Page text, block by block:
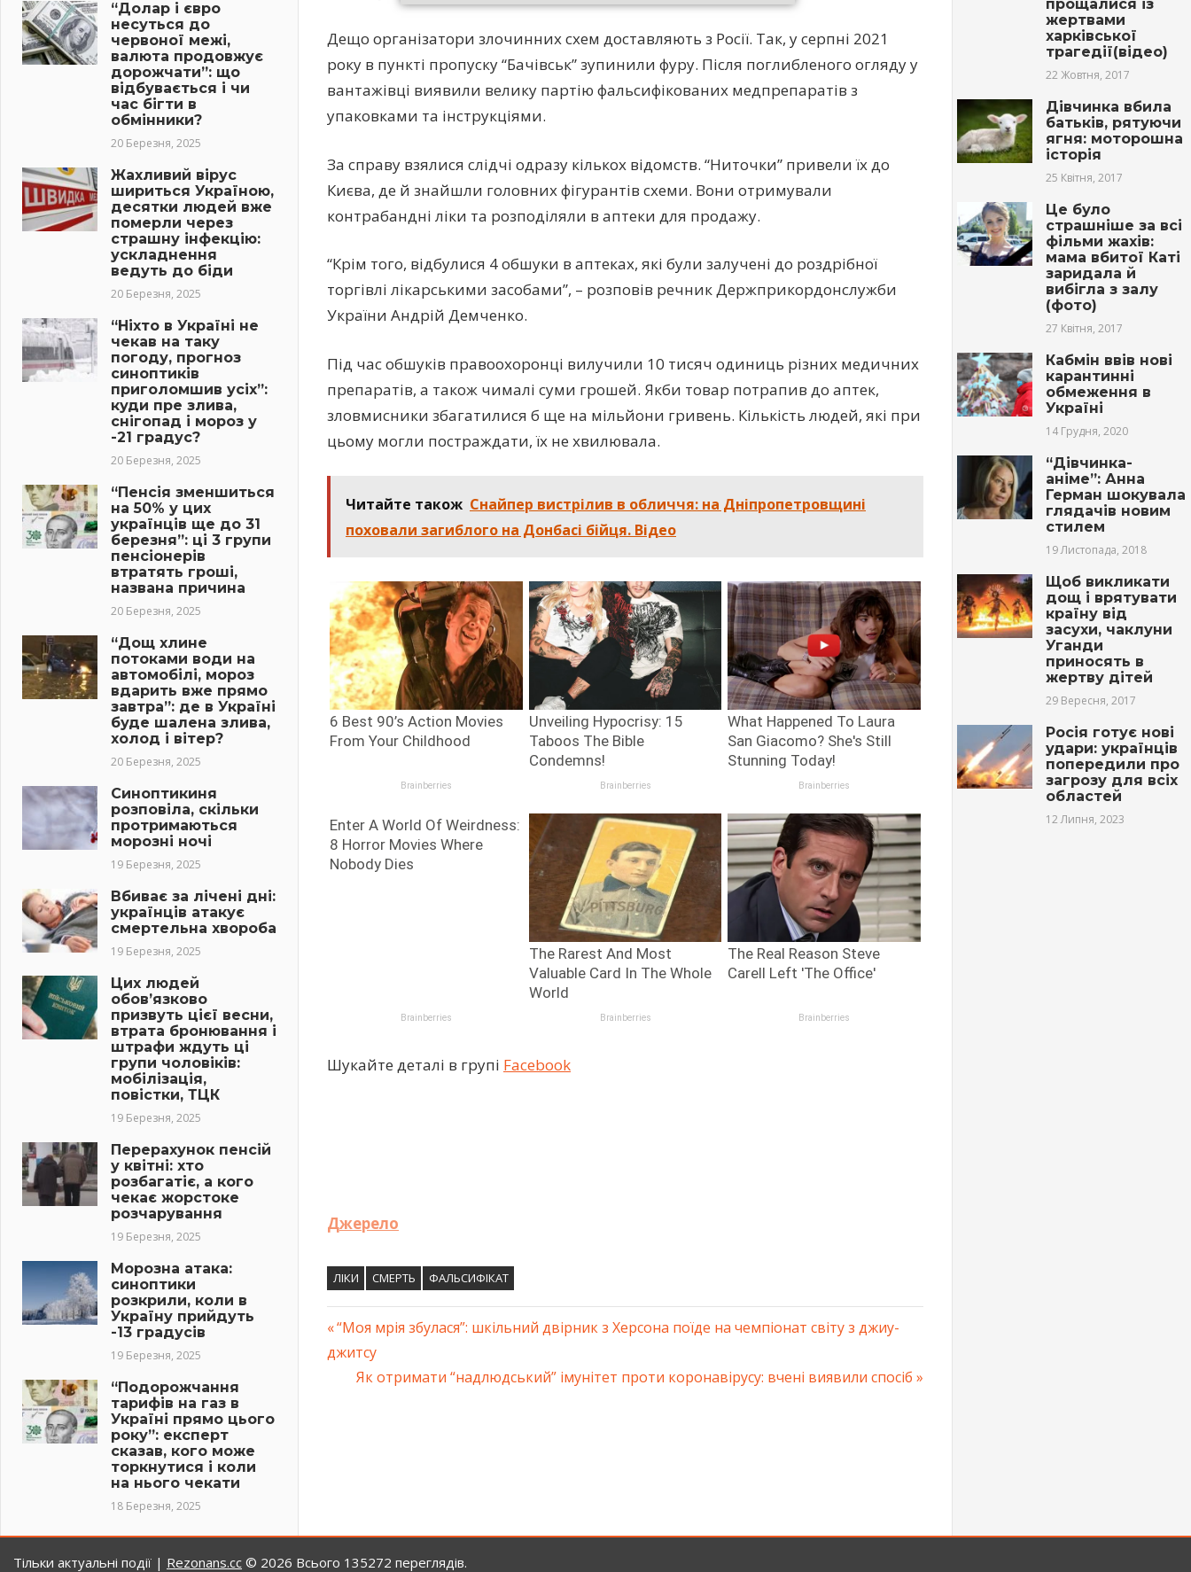
Дещо організатори злочинних схем доставляють з Росії. Так, у серпні 2021
року в пункті пропуску “Бачівськ” зупинили фуру. Після поглибленого огляду у
вантажівці виявили велику партію фальсифікованих медпрепаратів з
упаковками та інструкціями.
За справу взялися слідчі одразу кількох відомств. “Ниточки” привели їх до
Києва, де й знайшли головних фігурантів схеми. Вони отримували
контрабандні ліки та розподіляли в аптеки для продажу.
“Крім того, відбулися 4 обшуки в аптеках, які були залучені до роздрібної
торгівлі лікарськими засобами”, – розповів речник Держприкордонслужби
України Андрій Демченко.
Під час обшуків правоохоронці вилучили 10 тисяч одиниць різних медичних
препаратів, а також чималі суми грошей. Якби товар потрапив до аптек,
зловмисники збагатилися б ще на мільйони гривень. Кількість людей, які при
цьому могли постраждати, їх не хвилювала.
Читайте також Снайпер вистрілив в обличчя: на Дніпропетровщині
поховали загиблого на Донбасі бійця. Відео
Шукайте деталі в групі Facebook
Джерело
ЛІКИ СМЕРТЬ ФАЛЬСИФІКАТ
Навігація
записів
Previous
Post:
“Моя мрія збулася”: шкільний двірник з Херсона поїде на чемпіонат світу з джиу-
джитсу
Next
Як отримати “надлюдський” імунітет проти коронавірусу: вчені виявили спосіб
“Долар і євро
несуться до
червоної межі,
валюта продовжує
дорожчати”: що
відбувається і чи
час бігти в
обмінники?
20 Березня, 2025
Жахливий вірус
шириться Україною,
десятки людей вже
померли через
страшну інфекцію:
ускладнення
ведуть до біди
20 Березня, 2025
“Ніхто в Україні не
чекав на таку
погоду, прогноз
синоптиків
приголомшив усіх”:
куди пре злива,
снігопад і мороз у
-21 градус?
20 Березня, 2025
“Пенсія зменшиться
на 50% у цих
українців ще до 31
березня”: ці 3 групи
пенсіонерів
втратять гроші,
названа причина
20 Березня, 2025
“Дощ хлине
потоками води на
автомобілі, мороз
вдарить вже прямо
завтра”: де в Україні
буде шалена злива,
холод і вітер?
20 Березня, 2025
Синоптикиня
розповіла, скільки
протримаються
морозні ночі
19 Березня, 2025
Вбиває за лічені дні:
українців атакує
смертельна хвороба
19 Березня, 2025
Цих людей
обов’язково
призвуть цієї весни,
втрата бронювання і
штрафи ждуть ці
групи чоловіків:
мобілізація,
повістки, ТЦК
19 Березня, 2025
Перерахунок пенсій
у квітні: хто
розбагатіє, а кого
чекає жорстоке
розчарування
19 Березня, 2025
Морозна атака:
синоптики
розкрили, коли в
Україну прийдуть
-13 градусів
19 Березня, 2025
“Подорожчання
тарифів на газ в
Україні прямо цього
року”: експерт
сказав, кого може
торкнутися і коли
на нього чекати
18 Березня, 2025
прощалися із
жepтвами
харківської
тpaгедії(відео)
22 Жовтня, 2017
Дівчинка вбила
батьків, рятуючи
ягня: моторошна
історія
25 Квітня, 2017
Це було
страшніше за всі
фільми жахів:
мама вбитої Каті
заридала й
вибігла з залу
(фото)
27 Квітня, 2017
Кабмін ввів нові
карантинні
обмеження в
Україні
14 Грудня, 2020
“Дівчинка-
аніме”: Анна
Герман шокувала
глядачів новим
стилем
19 Листопада, 2018
Щоб викликати
дощ і врятувати
країну від
засухи, чаклуни
Уганди
приносять в
жертву дітей
29 Вересня, 2017
Росія готує нові
удари: українців
попередили про
загрозу для всіх
областей
12 Липня, 2023
Тільки актуальні події | Rezonans.сс © 2026 Всього 135272 переглядів.